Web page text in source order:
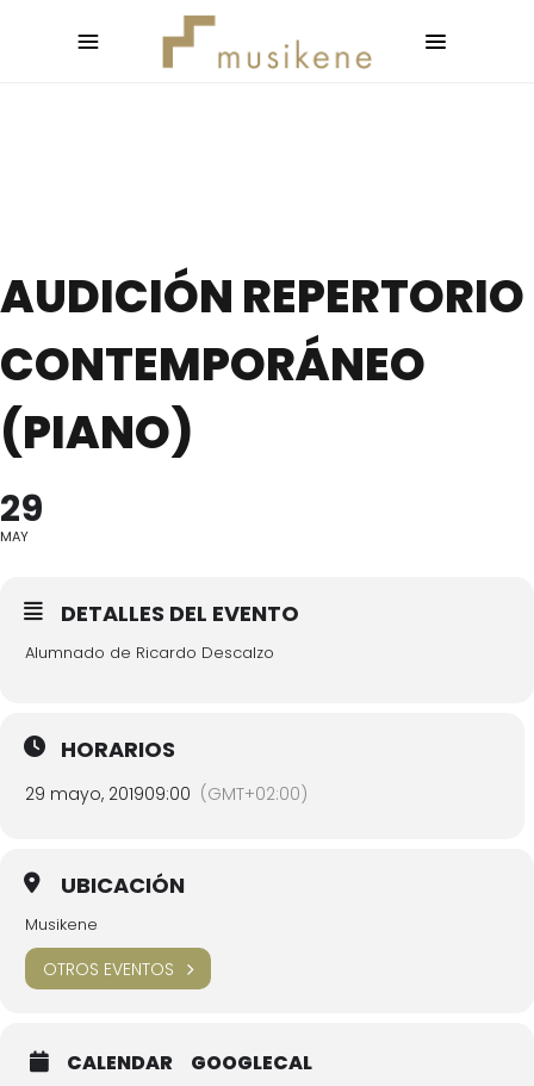
AUDICIÓN REPERTORIO
CONTEMPORÁNEO
(PIANO)
29
MAY
DETALLES DEL EVENTO
Alumnado de Ricardo Descalzo
HORARIOS
29 mayo, 201909:00 (GMT+02:00)
UBICACIÓN
Musikene
OTROS EVENTOS
CALENDAR GOOGLECAL